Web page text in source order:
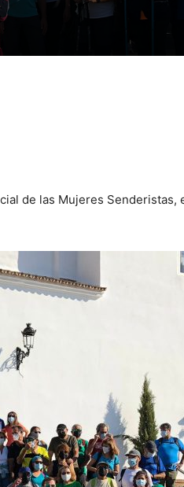
de las Mujeres Senderistas,